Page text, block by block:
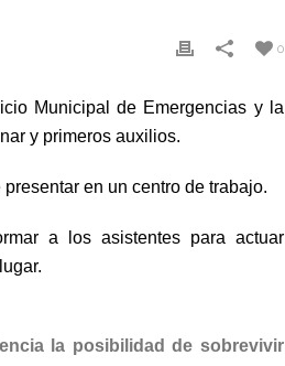
0
Municipal de Emergencias y la
y primeros auxilios.
en un centro de trabajo.
a los asistentes para actuar
la posibilidad de sobrevivir